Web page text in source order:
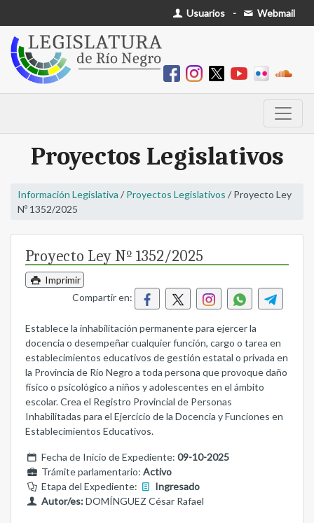
Usuarios - Webmail
Proyectos Legislativos
Información Legislativa / Proyectos Legislativos / Proyecto Ley
Nº 1352/2025
Proyecto Ley Nº 1352/2025
Imprimir
Compartir en:
Establece la inhabilitación permanente para ejercer la
docencia o desempeñar cualquier función, cargo o tarea en
establecimientos educativos de gestión estatal o privada en
la Provincia de Río Negro a toda persona que provoque daño
físico o psicológico a niños y adolescentes en el ámbito
escolar. Crea el Registro Provincial de Personas
Inhabilitadas para el Ejercicio de la Docencia y Funciones en
Establecimientos Educativos.
Fecha de Inicio de Expediente: 09-10-2025
Trámite parlamentario: Activo
Etapa del Expediente:
Ingresado
Autor/es:DOMÍNGUEZ César Rafael